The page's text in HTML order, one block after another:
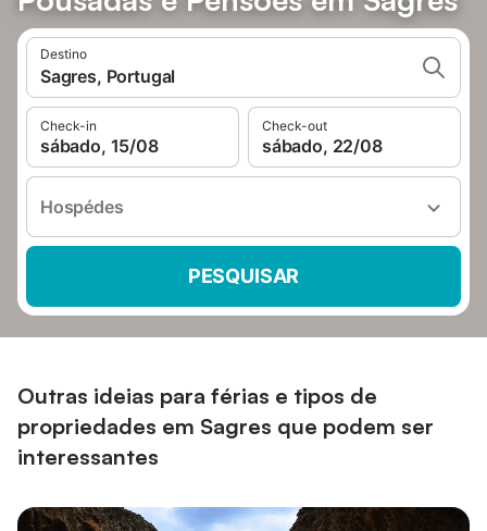
Destino
Sagres, Portugal
Check-in
sábado, 15/08
Check-out
sábado, 22/08
Hospédes
PESQUISAR
Outras ideias para férias e tipos de
propriedades em Sagres que podem ser
interessantes